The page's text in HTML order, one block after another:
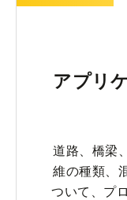
アプリ
道路、橋梁
維の種類、
ついて、プ